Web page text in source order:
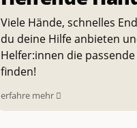
Viele Hände, schnelles
du deine Hilfe anbieten
Helfer:innen die
finden!
erfahre mehr